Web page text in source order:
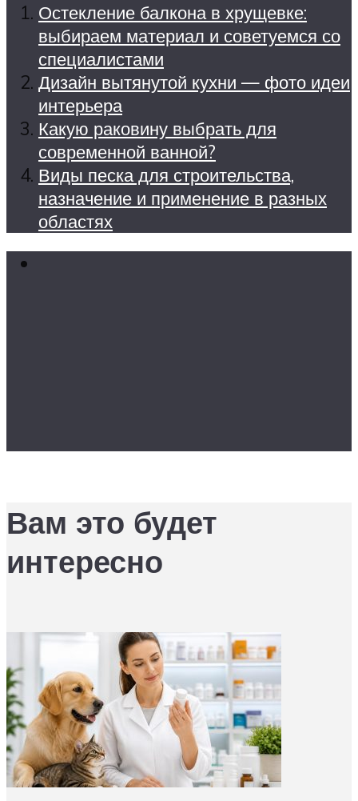
Остекление балкона в хрущевке:
выбираем материал и советуемся со
специалистами
Дизайн вытянутой кухни — фото идеи
интерьера
Какую раковину выбрать для
современной ванной?
Виды песка для строительства,
назначение и применение в разных
областях
Вам это будет
интересно